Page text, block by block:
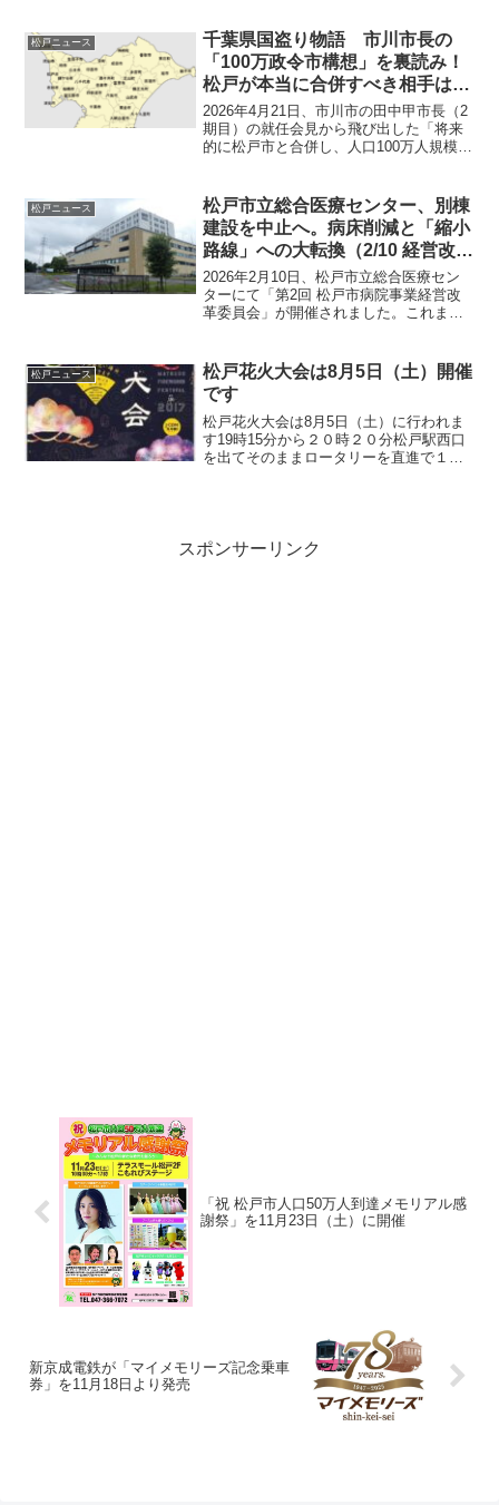
江戸川の近くに住んでいたんで江戸川で
よくすべってました。初...
松戸ニュース
千葉県国盗り物語 市川市長の
「100万政令市構想」を裏読み！
松戸が本当に合併すべき相手はど
こだ？
2026年4月21日、市川市の田中甲市長（2
期目）の就任会見から飛び出した「将来
的に松戸市と合併し、人口100万人規模の
まさ市長は「市民のアイデンティティー
の重視」や「...
松戸ニュース
松戸市立総合医療センター、別棟
建設を中止へ。病床削減と「縮小
路線」への大転換（2/10 経営改革
委まとめ）
2026年2月10日、松戸市立総合医療セン
ターにて「第2回 松戸市病院事業経営改
革委員会」が開催されました。これまで
は「拡大から縮小へ」という明確な方針
転換が示されまし...
松戸ニュース
松戸花火大会は8月5日（土）開催
です
松戸花火大会は8月5日（土）に行われま
す19時15分から２０時２０分松戸駅西口
を出てそのままロータリーを直進で１０
スポンサーリンク
「祝 松戸市人口50万人到達メモリアル感
謝祭」を11月23日（土）に開催
新京成電鉄が「マイメモリーズ記念乗車
券」を11月18日より発売